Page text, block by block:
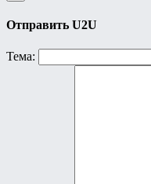
Отправить U2U
Тема: